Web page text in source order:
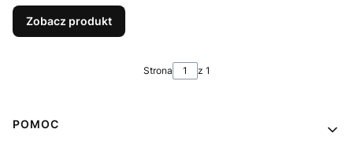
Zobacz produkt
Strona z 1
Linki w stopce
POMOC